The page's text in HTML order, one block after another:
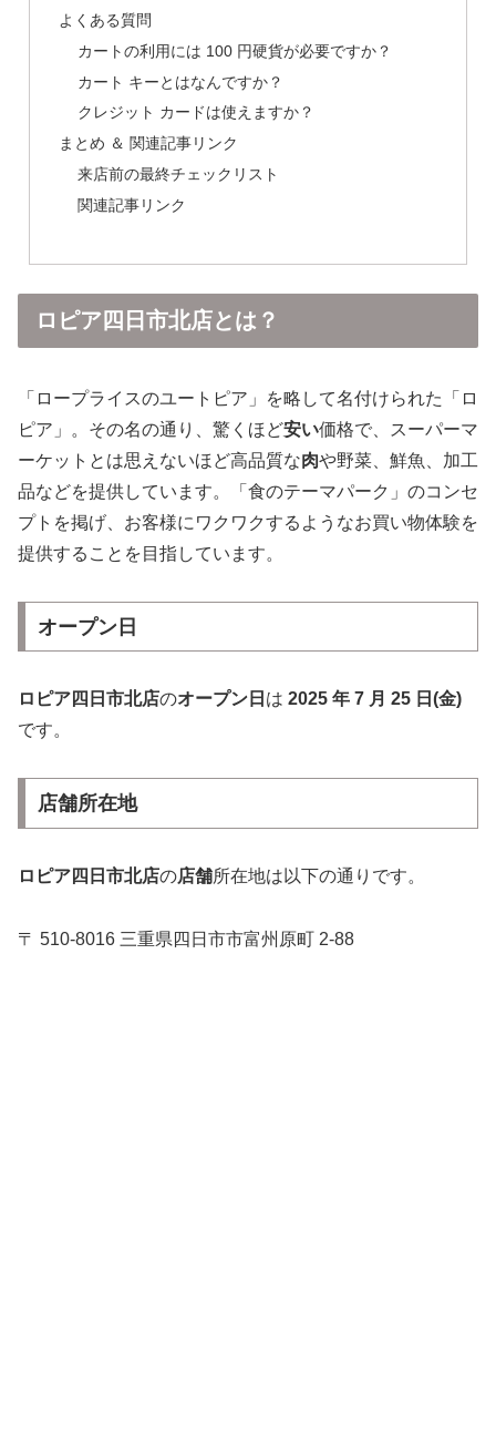
よくある質問
カートの利用には 100 円硬貨が必要ですか？
カート キーとはなんですか？
クレジット カードは使えますか？
まとめ ＆ 関連記事リンク
来店前の最終チェックリスト
関連記事リンク
ロピア四日市北店とは？
「ロープライスのユートピア」を略して名付けられた「ロ
ピア」。その名の通り、驚くほど安い価格で、スーパーマ
ーケットとは思えないほど高品質な肉や野菜、鮮魚、加工
品などを提供しています。「食のテーマパーク」のコンセ
プトを掲げ、お客様にワクワクするようなお買い物体験を
提供することを目指しています。
オープン日
ロピア四日市北店のオープン日 は 2025 年 7 月 25 日(金)
です。
店舗所在地
ロピア四日市北店の店舗所在地は以下の通りです。
〒 510-8016 三重県四日市市富州原町 2-88